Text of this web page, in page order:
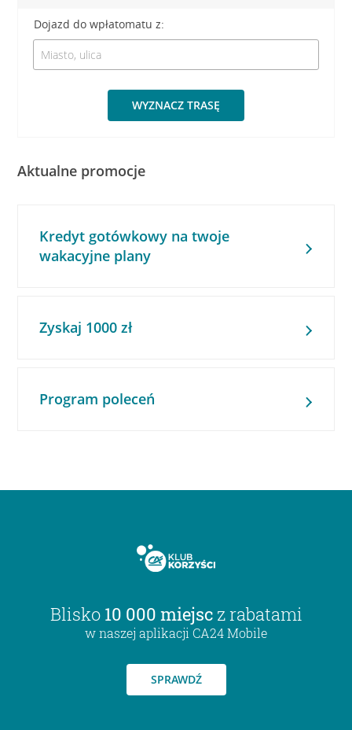
Dojazd do wpłatomatu z:
WYZNACZ TRASĘ
Aktualne promocje
Kredyt gotówkowy na twoje
wakacyjne plany
Zyskaj 1000 zł
Program poleceń
Blisko 10 000 miejsc z rabatami
w naszej aplikacji CA24 Mobile
SPRAWDŹ